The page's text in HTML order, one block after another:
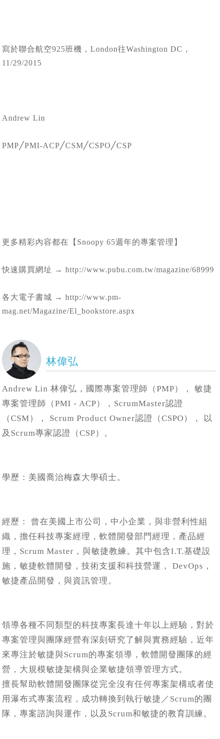
寫於聯合航空925班機，London往Washington DC，
11/29/2015
Andrew Lin
PMP╱PMI-ACP╱CSM╱CSPO╱CSP
更多精彩內容都在【Snoopy 65週年的專案管理】
快速購買網址 → http://www.pubu.com.tw/magazine/68999
各大電子書城 → http://www.pm-
mag.net/Magazine/El_bookstore.aspx
林偉弘
Andrew Lin 林偉弘，國際專案管理師（PMP）， 敏捷
專案管理師（PMI - ACP），ScrumMaster認證
（CSM）， Scrum Product Owner認證（CSPO）， 以
及Scrum專家認證（CSP）。
學歷：美國喬治梅森大學碩士。
經歷： 曾在美國上市公司，中小企業，與非營利性組
織，擔任科技專案經理，軟體開發部門經理，產品經
理，Scrum Master，與敏捷教練。其中包含I.T.基礎設
施，敏捷軟體開發，技術支援和科技營運， DevOps，
敏捷產品開發，與資訊管理。
領導各種不同類型的科技專案長達十年以上經驗，對於
專案管理與團隊經營有深刻研究了解與實務經驗，近年
來專注於敏捷與Scrum的專案領導，軟體開發團隊的經
營，大規模敏捷架構與企業敏捷領導管理方式。
擅長幫助軟體開發團隊從完全沒有任何專案架構或者使
用瀑布式專案流程，成功轉換到執行敏捷／Scrum的團
隊，專案諮詢與運作，以及Scrum和敏捷的教育訓練。